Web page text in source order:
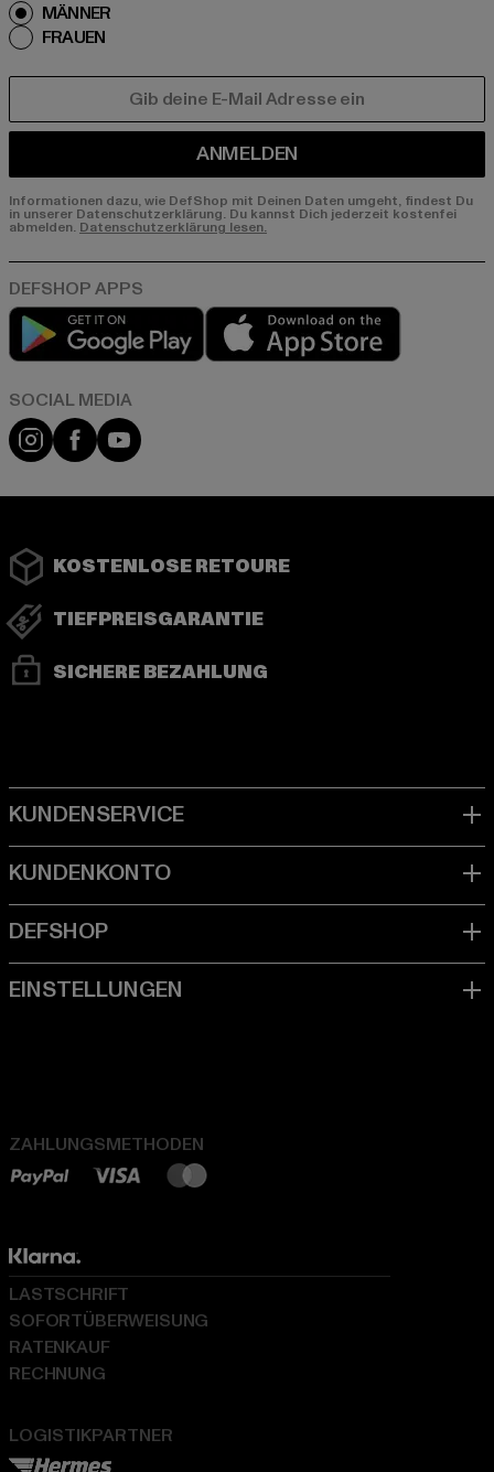
MÄNNER
FRAUEN
ANMELDEN
Informationen dazu, wie DefShop mit Deinen Daten umgeht, findest Du
in unserer Datenschutzerklärung. Du kannst Dich jederzeit kostenfei
abmelden. Datenschutzerklärung lesen.
Play market
Instagram
FacebookYouTube
KOSTENLOSE RETOURE
TIEFPREISGARANTIE
SICHERE BEZAHLUNG
ZAHLUNGSMETHODEN
LOGISTIKPARTNER
LASTSCHRIFT
SOFORTÜBERWEISUNG
RATENKAUF
RECHNUNG